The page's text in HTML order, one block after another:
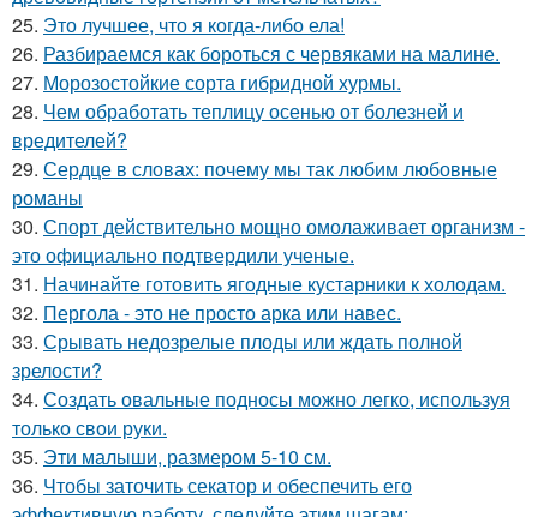
25. Это лучшее, что я когда-либо ела!
26. Разбираемся как бороться с червяками на малине.
27. Морозостойкие сорта гибридной хурмы.
28. Чем обработать теплицу осенью от болезней и
вредителей?
29. Сердце в словах: почему мы так любим любовные
романы
30. Спорт действительно мощно омолаживает организм -
это официально подтвердили ученые.
31. Начинайте готовить ягодные кустарники к холодам.
32. Пергола - это не просто арка или навес.
33. Срывать недозрелые плоды или ждать полной
зрелости?
34. Создать овальные подносы можно легко, используя
только свои руки.
35. Эти малыши, размером 5-10 см.
36. Чтобы заточить секатор и обеспечить его